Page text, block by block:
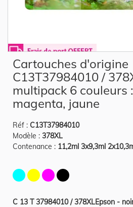
the
beginning
the
images
gallery
Cartouches d'origine
C13T37984010 /
multipack 6 couleurs
magenta, jaune
Réf : C13T37984010
Modèle : 378XL
Contenance : 11,2ml 3x9,3ml
C 13 T 37984010 / 378XLEpson -